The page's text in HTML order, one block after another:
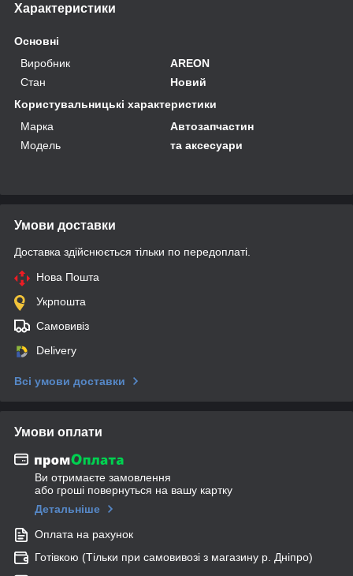
Характеристики
Основні
Виробник
AREON
Стан
Новий
Користувальницькі характеристики
Марка
Автозапчастин
Мoдель
та аксесуари
Умови доставки
Доставка здійснюється тільки по передоплаті.
Нова Пошта
Укрпошта
Самовивіз
Delivery
Всі умови доставки
Умови оплати
Ви отримаєте замовлення
або гроші повернуться на вашу картку
Детальніше
Оплата на рахунок
Готівкою (Тільки при самовивозі з магазину р. Дніпро)